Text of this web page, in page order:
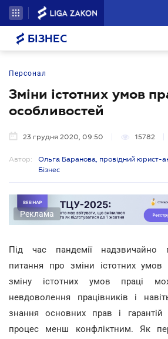
БІЗНЕС
Персонал
Зміни істотних умов
особливостей
23 грудня 2020, 09:50 15782
Автор:
Ольга Баранова, провідний юрист-
Бізнес
Реклама
Під час пандемії надзвичайно
питання про зміни істотних умов
зміну істотних умов праці
невдоволення працівників і
знання основних прав і
процес менш конфліктним. Як